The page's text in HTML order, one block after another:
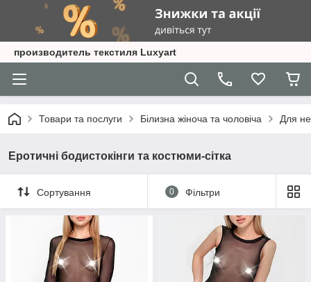
производитель текстиля Luxyart
Товари та послуги Білизна жіноча та чоловіча Для
Еротичні бодистокінги та костюми-сітка
Сортування 0 Фільтри